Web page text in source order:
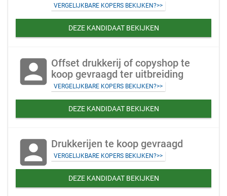
VERGELIJKBARE KOPERS BEKIJKEN?>>
DEZE KANDIDAAT BEKIJKEN
account_box Offset drukkerij of copyshop te
koop gevraagd ter uitbreiding
VERGELIJKBARE KOPERS BEKIJKEN?>>
DEZE KANDIDAAT BEKIJKEN
account_box Drukkerijen te koop gevraagd
VERGELIJKBARE KOPERS BEKIJKEN?>>
DEZE KANDIDAAT BEKIJKEN